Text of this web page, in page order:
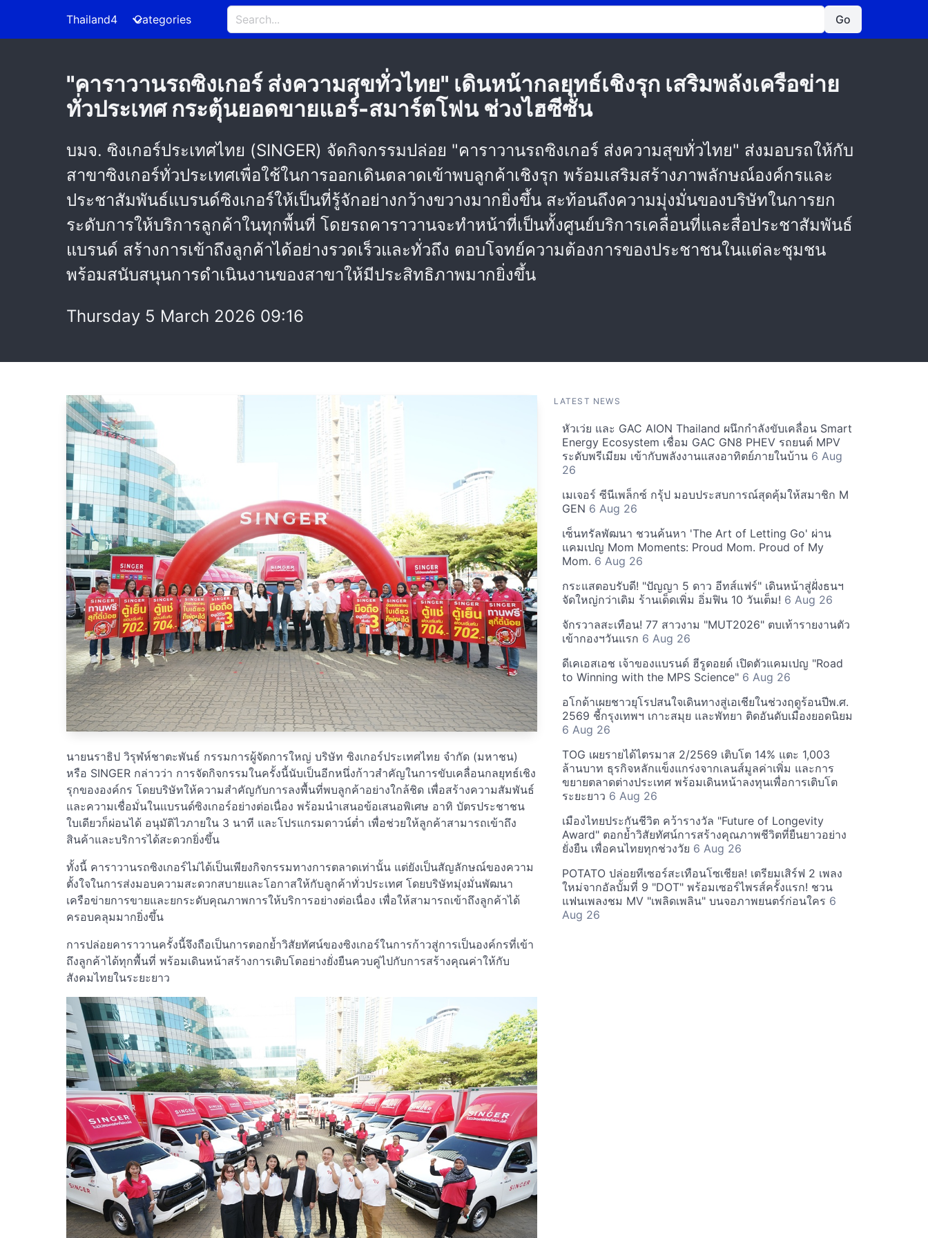
Thailand4 Categories Go
"คาราวานรถซิงเกอร์ ส่งความสุขทั่วไทย" เดินหน้ากลยุทธ์เชิงรุก เสริมพลังเครือข่าย
ทั่วประเทศ กระตุ้นยอดขายแอร์-สมาร์ตโฟน ช่วงไฮซีซั่น
บมจ. ซิงเกอร์ประเทศไทย (SINGER) จัดกิจกรรมปล่อย "คาราวานรถซิงเกอร์ ส่งความสุขทั่วไทย" ส่งมอบรถให้กับ
สาขาซิงเกอร์ทั่วประเทศเพื่อใช้ในการออกเดินตลาดเข้าพบลูกค้าเชิงรุก พร้อมเสริมสร้างภาพลักษณ์องค์กรและ
ประชาสัมพันธ์แบรนด์ซิงเกอร์ให้เป็นที่รู้จักอย่างกว้างขวางมากยิ่งขึ้น สะท้อนถึงความมุ่งมั่นของบริษัทในการยก
ระดับการให้บริการลูกค้าในทุกพื้นที่ โดยรถคาราวานจะทำหน้าที่เป็นทั้งศูนย์บริการเคลื่อนที่และสื่อประชาสัมพันธ์
แบรนด์ สร้างการเข้าถึงลูกค้าได้อย่างรวดเร็วและทั่วถึง ตอบโจทย์ความต้องการของประชาชนในแต่ละชุมชน
พร้อมสนับสนุนการดำเนินงานของสาขาให้มีประสิทธิภาพมากยิ่งขึ้น
Thursday 5 March 2026 09:16
นายนราธิป วิรุฬห์ชาตะพันธ์ กรรมการผู้จัดการใหญ่ บริษัท ซิงเกอร์ประเทศไทย จำกัด (มหาชน)
หรือ SINGER กล่าวว่า การจัดกิจกรรมในครั้งนี้นับเป็นอีกหนึ่งก้าวสำคัญในการขับเคลื่อนกลยุทธ์เชิง
รุกขององค์กร โดยบริษัทให้ความสำคัญกับการลงพื้นที่พบลูกค้าอย่างใกล้ชิด เพื่อสร้างความสัมพันธ์
และความเชื่อมั่นในแบรนด์ซิงเกอร์อย่างต่อเนื่อง พร้อมนำเสนอข้อเสนอพิเศษ อาทิ บัตรประชาชน
ใบเดียวก็ผ่อนได้ อนุมัติไวภายใน 3 นาที และโปรแกรมดาวน์ต่ำ เพื่อช่วยให้ลูกค้าสามารถเข้าถึง
สินค้าและบริการได้สะดวกยิ่งขึ้น
ทั้งนี้ คาราวานรถซิงเกอร์ไม่ได้เป็นเพียงกิจกรรมทางการตลาดเท่านั้น แต่ยังเป็นสัญลักษณ์ของความ
ตั้งใจในการส่งมอบความสะดวกสบายและโอกาสให้กับลูกค้าทั่วประเทศ โดยบริษัทมุ่งมั่นพัฒนา
เครือข่ายการขายและยกระดับคุณภาพการให้บริการอย่างต่อเนื่อง เพื่อให้สามารถเข้าถึงลูกค้าได้
ครอบคลุมมากยิ่งขึ้น
การปล่อยคาราวานครั้งนี้จึงถือเป็นการตอกย้ำวิสัยทัศน์ของซิงเกอร์ในการก้าวสู่การเป็นองค์กรที่เข้า
ถึงลูกค้าได้ทุกพื้นที่ พร้อมเดินหน้าสร้างการเติบโตอย่างยั่งยืนควบคู่ไปกับการสร้างคุณค่าให้กับ
สังคมไทยในระยะยาว
LATEST NEWS
หัวเว่ย และ GAC AION Thailand ผนึกกำลังขับเคลื่อน Smart
Energy Ecosystem เชื่อม GAC GN8 PHEV รถยนต์ MPV
ระดับพรีเมียม เข้ากับพลังงานแสงอาทิตย์ภายในบ้าน 6 Aug
26
เมเจอร์ ซีนีเพล็กซ์ กรุ้ป มอบประสบการณ์สุดคุ้มให้สมาชิก M
GEN 6 Aug 26
เซ็นทรัลพัฒนา ชวนค้นหา 'The Art of Letting Go' ผ่าน
แคมเปญ Mom Moments: Proud Mom. Proud of My
Mom. 6 Aug 26
กระแสตอบรับดี! "ปัญญา 5 ดาว อีทส์แฟร์" เดินหน้าสู่ฝั่งธนฯ
จัดใหญ่กว่าเดิม ร้านเด็ดเพิ่ม อิ่มฟิน 10 วันเต็ม! 6 Aug 26
จักรวาลสะเทือน! 77 สาวงาม "MUT2026" ตบเท้ารายงานตัว
เข้ากองฯวันแรก 6 Aug 26
ดีเคเอสเอช เจ้าของแบรนด์ ฮีรูดอยด์ เปิดตัวแคมเปญ "Road
to Winning with the MPS Science" 6 Aug 26
อโกด้าเผยชาวยุโรปสนใจเดินทางสู่เอเชียในช่วงฤดูร้อนปีพ.ศ.
2569 ชี้กรุงเทพฯ เกาะสมุย และพัทยา ติดอันดับเมืองยอดนิยม
6 Aug 26
TOG เผยรายได้ไตรมาส 2/2569 เติบโต 14% แตะ 1,003
ล้านบาท ธุรกิจหลักแข็งแกร่งจากเลนส์มูลค่าเพิ่ม และการ
ขยายตลาดต่างประเทศ พร้อมเดินหน้าลงทุนเพื่อการเติบโต
ระยะยาว 6 Aug 26
เมืองไทยประกันชีวิต คว้ารางวัล "Future of Longevity
Award" ตอกย้ำวิสัยทัศน์การสร้างคุณภาพชีวิตที่ยืนยาวอย่าง
ยั่งยืน เพื่อคนไทยทุกช่วงวัย 6 Aug 26
POTATO ปล่อยทีเซอร์สะเทือนโซเชียล! เตรียมเสิร์ฟ 2 เพลง
ใหม่จากอัลบั้มที่ 9 "DOT" พร้อมเซอร์ไพรส์ครั้งแรก! ชวน
แฟนเพลงชม MV "เพลิดเพลิน" บนจอภาพยนตร์ก่อนใคร 6
Aug 26